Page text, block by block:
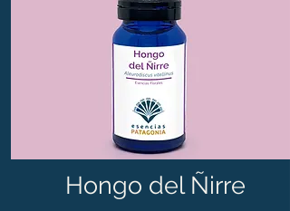
Hongo del Ñirre